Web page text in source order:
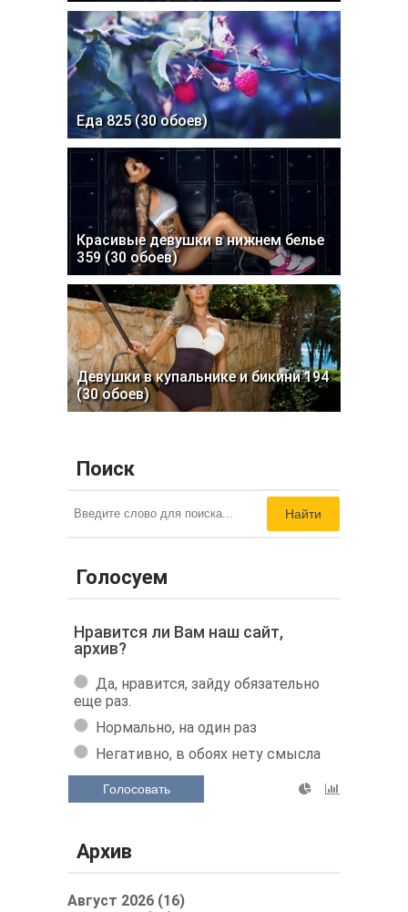
Еда 825 (30 обоев)
Красивые девушки в нижнем белье
359 (30 обоев)
Девушки в купальнике и бикини 194
(30 обоев)
Поиск
Найти
Голосуем
Нравится ли Вам наш сайт,
архив?
Да, нравится, зайду обязательно
еще раз.
Нормально, на один раз
Негативно, в обоях нету смысла
Голосовать
Архив
Август 2026 (16)